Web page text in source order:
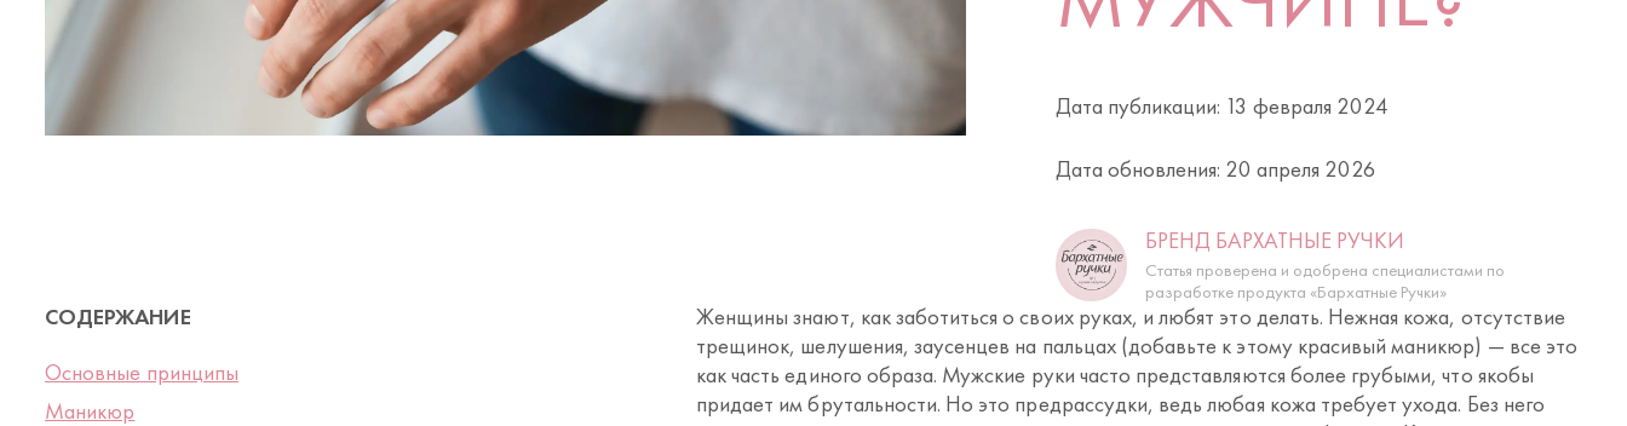
Дата публикации: 13 февраля 2024
Дата обновления: 20 апреля 2026
БРЕНД БАРХАТНЫЕ РУЧКИ
Статья проверена и одобрена специалистами по
разработке продукта «Бархатные Ручки»
СОДЕРЖАНИЕ
Основные принципы
Маникюр
Женщины знают, как заботиться о своих руках, и любят это делать. Нежная кожа, отсутствие
трещинок, шелушения, заусенцев на пальцах (добавьте к этому красивый маникюр) — все это
как часть единого образа. Мужские руки часто представляются более грубыми, что якобы
придает им брутальности. Но это предрассудки, ведь любая кожа требует ухода. Без него